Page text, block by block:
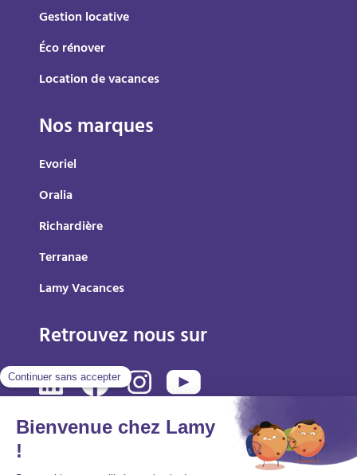
Gestion locative
Éco rénover
Location de vacances
Nos marques
Evoriel
Oralia
Richardière
Terranae
Lamy Vacances
Retrouvez nous sur